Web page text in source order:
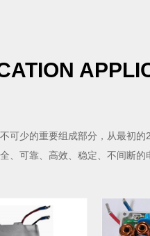
可少的重要组成部分，从最初
、可靠、高效、稳定、不间断的